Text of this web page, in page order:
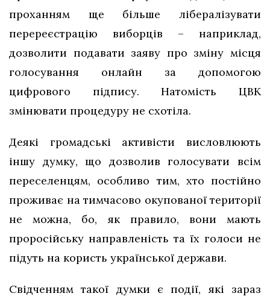
проханням ще більше лібералізувати
перереєстрацію виборців – наприклад,
дозволити подавати заяву про зміну місця
голосування онлайн за допомогою
цифрового підпису. Натомість ЦВК
змінювати процедуру не схотіла.
Деякі громадські активісти висловлюють
іншу думку, що дозволив голосувати всім
переселенцям, особливо тим, хто постійно
проживає на тимчасово окупованої території
не можна, бо, як правило, вони мають
проросійську направленість та їх голоси не
підуть на користь української держави.
Свідченням такої думки є події, які зараз